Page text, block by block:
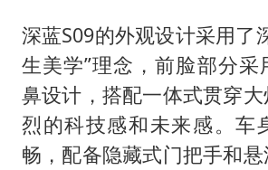
深蓝S09的外观设计采用了
生美学”理念，前脸部分采
鼻设计，搭配一体式贯穿
烈的科技感和未来感。车
畅，配备隐藏式门把手和